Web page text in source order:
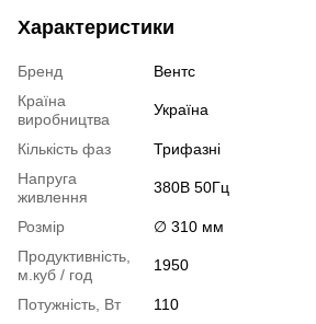
Характеристики
Бренд
Вентс
Країна
виробництва
Україна
Кількість фаз
Трифазні
Напруга
живлення
380В 50Гц
Розмір
∅ 310 мм
Продуктивність,
м.куб / год
1950
Потужність, Вт
110